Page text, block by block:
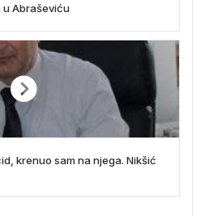
u Abraševiću
krenuo sam na njega. Nikšić